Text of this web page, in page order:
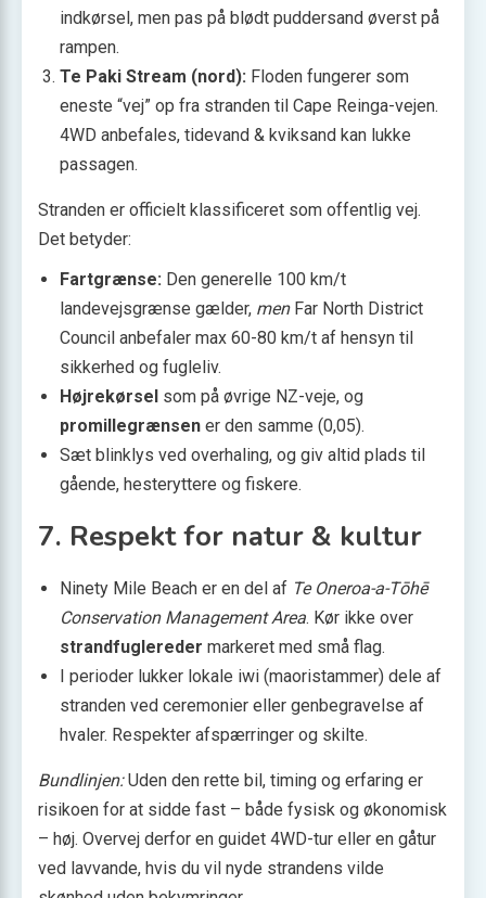
indkørsel, men pas på blødt puddersand øverst på
rampen.
Te Paki Stream (nord): Floden fungerer som
eneste “vej” op fra stranden til Cape Reinga-vejen.
4WD anbefales, tidevand & kviksand kan lukke
passagen.
Stranden er officielt klassificeret som offentlig vej.
Det betyder:
Fartgrænse: Den generelle 100 km/t
landevejsgrænse gælder, menFar North District
Council anbefaler max 60-80 km/t af hensyn til
sikkerhed og fugleliv.
Højrekørsel som på øvrige NZ-veje, og
promillegrænsen er den samme (0,05).
Sæt blinklys ved overhaling, og giv altid plads til
gående, hesteryttere og fiskere.
7. Respekt for natur & kultur
Ninety Mile Beach er en del af Te Oneroa-a-Tōhē
Conservation Management Area. Kør ikke over
strandfuglereder markeret med små flag.
I perioder lukker lokale iwi (maoristammer) dele af
stranden ved ceremonier eller genbegravelse af
hvaler. Respekter afspærringer og skilte.
Bundlinjen:Uden den rette bil, timing og erfaring er
risikoen for at sidde fast – både fysisk og økonomisk
– høj. Overvej derfor en guidet 4WD-tur eller en gåtur
ved lavvande, hvis du vil nyde strandens vilde